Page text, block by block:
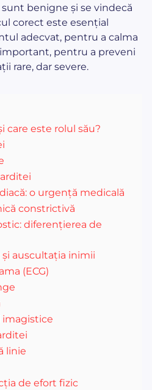
benigne și se vindecă
corect este esențial
adecvat, pentru a calma
pentru a preveni
rare, dar severe.
care este rolul său?
o urgență medicală
constrictivă
diferențierea de
auscultația inimii
(ECG)
linie
de efort fizic